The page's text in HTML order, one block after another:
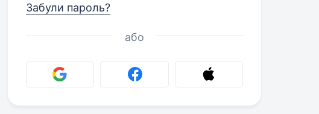
Забули пароль?
або